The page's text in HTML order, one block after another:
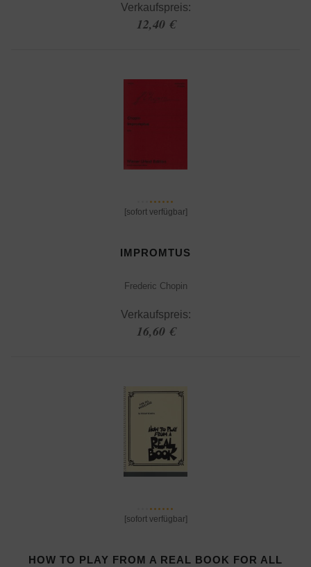
Verkaufspreis:
12,40 €
[sofort verfügbar]
IMPROMTUS
Frederic Chopin
Verkaufspreis:
16,60 €
[sofort verfügbar]
HOW TO PLAY FROM A REAL BOOK FOR ALL